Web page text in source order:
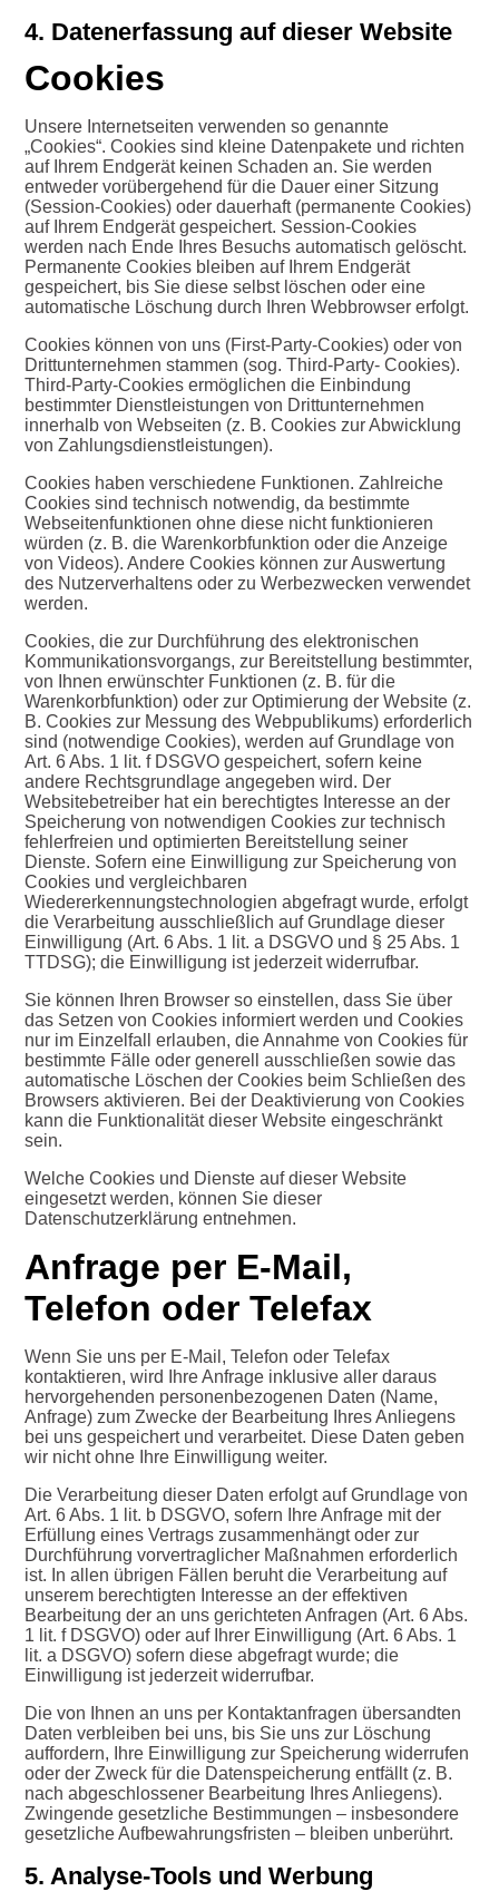
4. Datenerfassung auf dieser Website
Cookies
Unsere Internetseiten verwenden so genannte
„Cookies“. Cookies sind kleine Datenpakete und richten
auf Ihrem Endgerät keinen Schaden an. Sie werden
entweder vorübergehend für die Dauer einer Sitzung
(Session-Cookies) oder dauerhaft (permanente Cookies)
auf Ihrem Endgerät gespeichert. Session-Cookies
werden nach Ende Ihres Besuchs automatisch gelöscht.
Permanente Cookies bleiben auf Ihrem Endgerät
gespeichert, bis Sie diese selbst löschen oder eine
automatische Löschung durch Ihren Webbrowser erfolgt.
Cookies können von uns (First-Party-Cookies) oder von
Drittunternehmen stammen (sog. Third-Party- Cookies).
Third-Party-Cookies ermöglichen die Einbindung
bestimmter Dienstleistungen von Drittunternehmen
innerhalb von Webseiten (z. B. Cookies zur Abwicklung
von Zahlungsdienstleistungen).
Cookies haben verschiedene Funktionen. Zahlreiche
Cookies sind technisch notwendig, da bestimmte
Webseitenfunktionen ohne diese nicht funktionieren
würden (z. B. die Warenkorbfunktion oder die Anzeige
von Videos). Andere Cookies können zur Auswertung
des Nutzerverhaltens oder zu Werbezwecken verwendet
werden.
Cookies, die zur Durchführung des elektronischen
Kommunikationsvorgangs, zur Bereitstellung bestimmter,
von Ihnen erwünschter Funktionen (z. B. für die
Warenkorbfunktion) oder zur Optimierung der Website (z.
B. Cookies zur Messung des Webpublikums) erforderlich
sind (notwendige Cookies), werden auf Grundlage von
Art. 6 Abs. 1 lit. f DSGVO gespeichert, sofern keine
andere Rechtsgrundlage angegeben wird. Der
Websitebetreiber hat ein berechtigtes Interesse an der
Speicherung von notwendigen Cookies zur technisch
fehlerfreien und optimierten Bereitstellung seiner
Dienste. Sofern eine Einwilligung zur Speicherung von
Cookies und vergleichbaren
Wiedererkennungstechnologien abgefragt wurde, erfolgt
die Verarbeitung ausschließlich auf Grundlage dieser
Einwilligung (Art. 6 Abs. 1 lit. a DSGVO und § 25 Abs. 1
TTDSG); die Einwilligung ist jederzeit widerrufbar.
Sie können Ihren Browser so einstellen, dass Sie über
das Setzen von Cookies informiert werden und Cookies
nur im Einzelfall erlauben, die Annahme von Cookies für
bestimmte Fälle oder generell ausschließen sowie das
automatische Löschen der Cookies beim Schließen des
Browsers aktivieren. Bei der Deaktivierung von Cookies
kann die Funktionalität dieser Website eingeschränkt
sein.
Welche Cookies und Dienste auf dieser Website
eingesetzt werden, können Sie dieser
Datenschutzerklärung entnehmen.
Anfrage per E-Mail,
Telefon oder Telefax
Wenn Sie uns per E-Mail, Telefon oder Telefax
kontaktieren, wird Ihre Anfrage inklusive aller daraus
hervorgehenden personenbezogenen Daten (Name,
Anfrage) zum Zwecke der Bearbeitung Ihres Anliegens
bei uns gespeichert und verarbeitet. Diese Daten geben
wir nicht ohne Ihre Einwilligung weiter.
Die Verarbeitung dieser Daten erfolgt auf Grundlage von
Art. 6 Abs. 1 lit. b DSGVO, sofern Ihre Anfrage mit der
Erfüllung eines Vertrags zusammenhängt oder zur
Durchführung vorvertraglicher Maßnahmen erforderlich
ist. In allen übrigen Fällen beruht die Verarbeitung auf
unserem berechtigten Interesse an der effektiven
Bearbeitung der an uns gerichteten Anfragen (Art. 6 Abs.
1 lit. f DSGVO) oder auf Ihrer Einwilligung (Art. 6 Abs. 1
lit. a DSGVO) sofern diese abgefragt wurde; die
Einwilligung ist jederzeit widerrufbar.
Die von Ihnen an uns per Kontaktanfragen übersandten
Daten verbleiben bei uns, bis Sie uns zur Löschung
auffordern, Ihre Einwilligung zur Speicherung widerrufen
oder der Zweck für die Datenspeicherung entfällt (z. B.
nach abgeschlossener Bearbeitung Ihres Anliegens).
Zwingende gesetzliche Bestimmungen – insbesondere
gesetzliche Aufbewahrungsfristen – bleiben unberührt.
5. Analyse-Tools und Werbung